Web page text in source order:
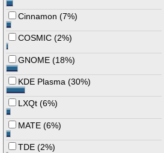
Cinnamon (7%)
COSMIC (2%)
GNOME (18%)
KDE Plasma (30%)
LXQt (6%)
MATE (6%)
TDE (2%)